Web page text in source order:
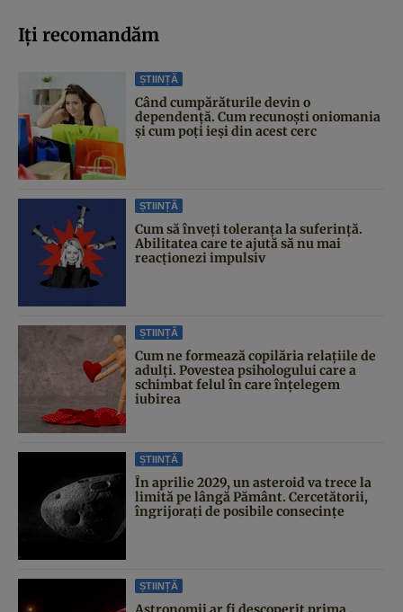
Iți recomandăm
ȘTIINȚĂ
Când cumpărăturile devin o
dependență. Cum recunoști oniomania
și cum poți ieși din acest cerc
ȘTIINȚĂ
Cum să înveți toleranța la suferință.
Abilitatea care te ajută să nu mai
reacționezi impulsiv
ȘTIINȚĂ
Cum ne formează copilăria relațiile de
adulți. Povestea psihologului care a
schimbat felul în care înțelegem
iubirea
ȘTIINȚĂ
În aprilie 2029, un asteroid va trece la
limită pe lângă Pământ. Cercetătorii,
îngrijorați de posibile consecințe
ȘTIINȚĂ